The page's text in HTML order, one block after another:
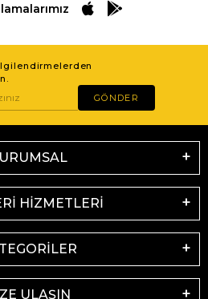
GÖNDER
HİZMETLERİ
ULAŞIN